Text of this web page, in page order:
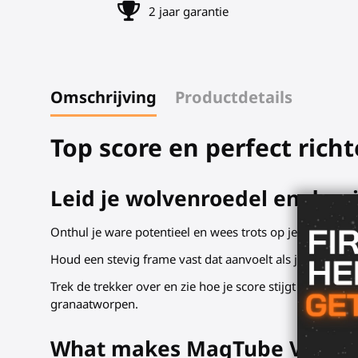
2 jaar garantie
Omschrijving Productdetails
Top score en perfect
Leid je wolvenroedel en
Onthul je ware potentieel en wees trots op je nieuwe
Houd een stevig frame vast dat aanvoelt als je
Trek de trekker over en zie hoe je score stijgt terwijl
granaatworpen.
What makes MagTube VR